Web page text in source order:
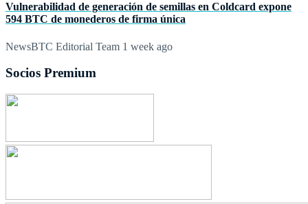
Vulnerabilidad de generación de semillas en Coldcard expone
594 BTC de monederos de firma única
NewsBTC Editorial Team 1 week ago
Socios Premium